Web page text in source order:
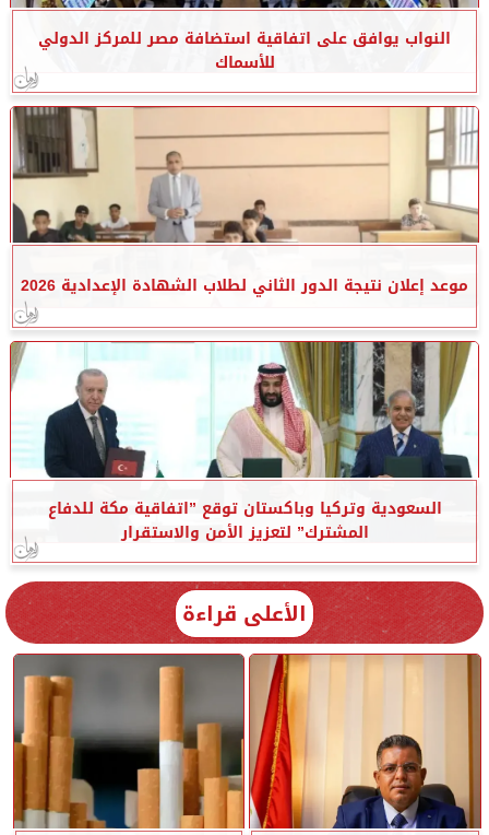
النواب يوافق على اتفاقية استضافة مصر للمركز الدولي
للأسماك
موعد إعلان نتيجة الدور الثاني لطلاب الشهادة الإعدادية 2026
السعودية وتركيا وباكستان توقع ”اتفاقية مكة للدفاع
المشترك” لتعزيز الأمن والاستقرار
الأعلى قراءة